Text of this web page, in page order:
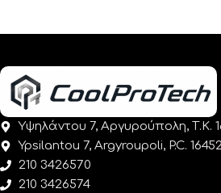
Υψηλάντου 7, Αργυρούπολη, Τ.Κ.
Ypsilantou 7, Argyroupoli, P.C.
210 3426570
210 3426574